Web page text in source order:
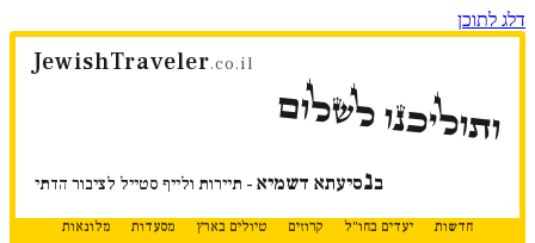
דלג לתוכן
JewishTraveler.co.il
ותוליכנו לשלום
בנסיעתא דשמיא - תיירות ולייף סטייל לציבור הדתי
חדשות יעדים בחו"ל קרוזים טיולים בארץ מסעדות
מלונאות